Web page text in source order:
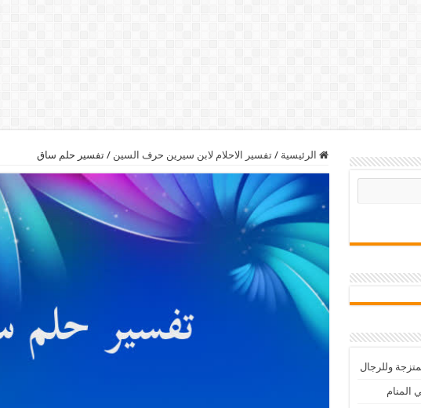
الرئيسية / تفسير الاحلام لابن سيرين حرف السين / تفسير حلم ساق
وللرجال
المنام